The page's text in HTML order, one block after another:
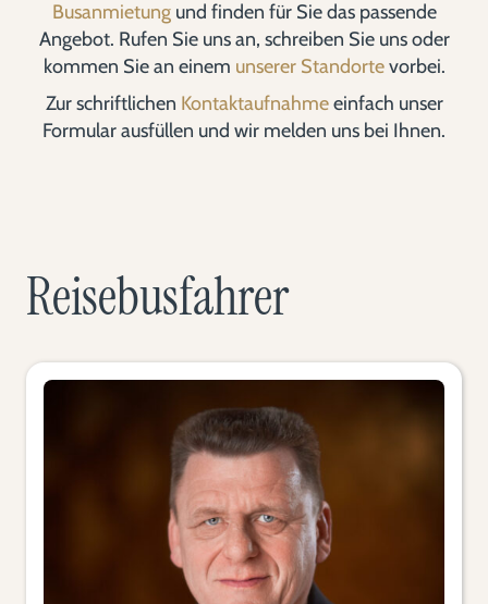
Busanmietungund finden für Sie das passende
Angebot. Rufen Sie uns an, schreiben Sie uns oder
kommen Sie an einem unserer Standortevorbei.
Zur schriftlichen Kontaktaufnahmeeinfach unser
Formular ausfüllen und wir melden uns bei Ihnen.
Reisebusfahrer